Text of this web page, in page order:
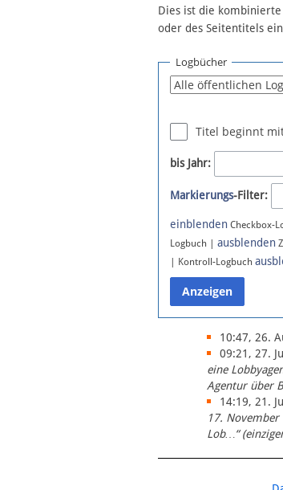
Dies ist die kombinierte
oder des Seitentitels
Logbücher
Titel beginnt
bis Jahr:
Markierungs-Filter:
einblenden Checkbox-
Logbuch | ausblenden
| Kontroll-Logbuch
10:47, 26.
09:21, 27.
eine
Agentur über
14:19, 21.
17.
Lob…“